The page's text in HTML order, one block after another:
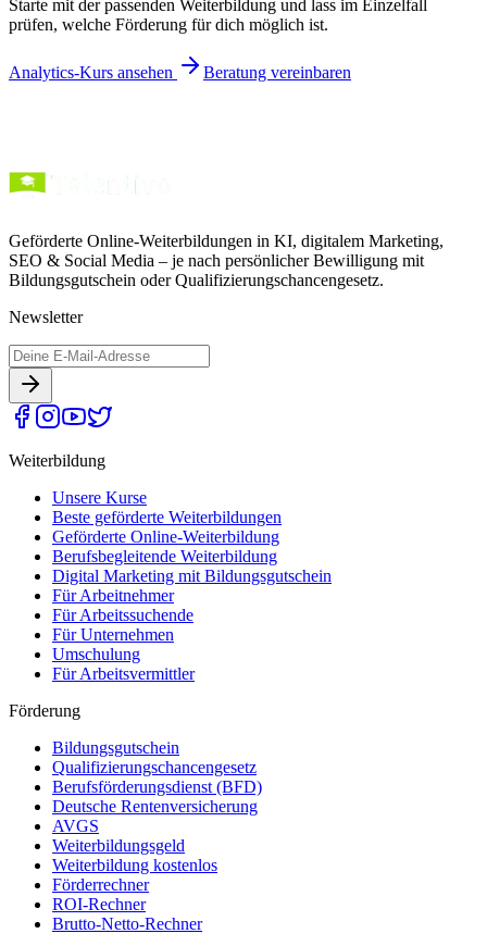
Starte mit der passenden Weiterbildung und lass im Einzelfall
prüfen, welche Förderung für dich möglich ist.
Analytics-Kurs ansehen Beratung vereinbaren
Geförderte Online-Weiterbildungen in KI, digitalem Marketing,
SEO & Social Media – je nach persönlicher Bewilligung mit
Bildungsgutschein oder Qualifizierungschancengesetz.
Newsletter
Weiterbildung
Unsere Kurse
Beste geförderte Weiterbildungen
Geförderte Online-Weiterbildung
Berufsbegleitende Weiterbildung
Digital Marketing mit Bildungsgutschein
Für Arbeitnehmer
Für Arbeitssuchende
Für Unternehmen
Umschulung
Für Arbeitsvermittler
Förderung
Bildungsgutschein
Qualifizierungschancengesetz
Berufsförderungsdienst (BFD)
Deutsche Rentenversicherung
AVGS
Weiterbildungsgeld
Weiterbildung kostenlos
Förderrechner
ROI-Rechner
Brutto-Netto-Rechner